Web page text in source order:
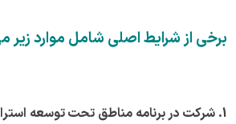
برخی از شرایط اصلی شامل موارد زیر
1. شرکت در برنامه مناطق تحت توسعه استرالیا: